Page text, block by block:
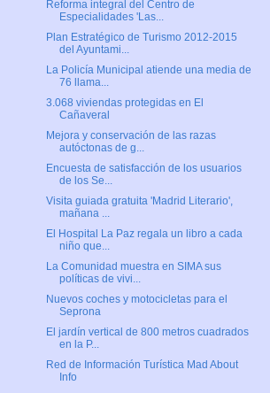
Reforma integral del Centro de
Especialidades 'Las...
Plan Estratégico de Turismo 2012-2015
del Ayuntami...
La Policía Municipal atiende una media de
76 llama...
3.068 viviendas protegidas en El
Cañaveral
Mejora y conservación de las razas
autóctonas de g...
Encuesta de satisfacción de los usuarios
de los Se...
Visita guiada gratuita 'Madrid Literario',
mañana ...
El Hospital La Paz regala un libro a cada
niño que...
La Comunidad muestra en SIMA sus
políticas de vivi...
Nuevos coches y motocicletas para el
Seprona
El jardín vertical de 800 metros cuadrados
en la P...
Red de Información Turística Mad About
Info